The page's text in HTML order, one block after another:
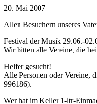
20. Mai 2007
Allen Besuchern unseres
Festival der Musik 29.06.-
Wir bitten alle Vereine, die
Helfer gesucht!
Alle Personen oder Vereine,
996186).
Wer hat im Keller 1-ltr-